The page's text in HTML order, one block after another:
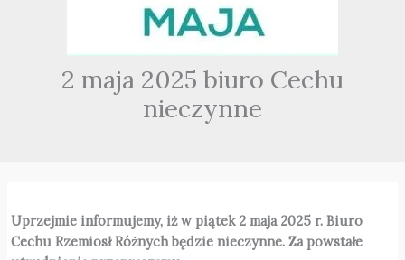
2 maja 2025 biuro Cechu
nieczynne
Uprzejmie informujemy, iż w piątek 2 maja 2025 r. Biuro
Cechu Rzemiosł Różnych będzie nieczynne. Za powstałe